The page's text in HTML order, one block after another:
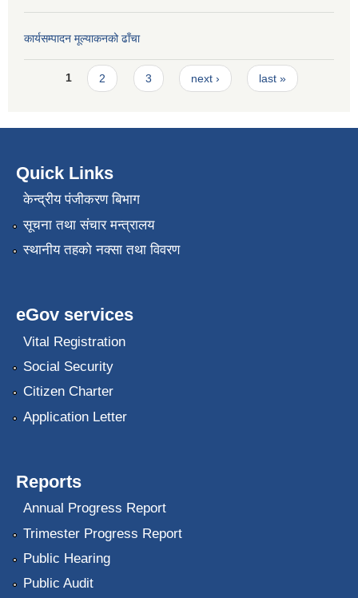
कार्यसम्पादन मूल्या‌कनको ढाँचा
Pages
1 2 3 next › last »
Quick Links
केन्द्रीय पंजीकरण बिभाग
सूचना तथा संचार मन्त्रालय
स्थानीय तहको नक्सा तथा विवरण
eGov services
Vital Registration
Social Security
Citizen Charter
Application Letter
Reports
Annual Progress Report
Trimester Progress Report
Public Hearing
Public Audit